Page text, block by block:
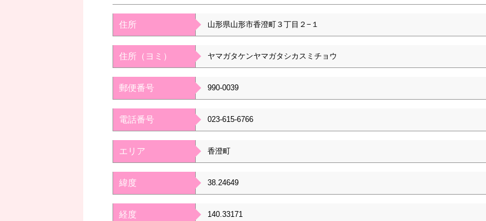
住所 山形県山形市香澄町３丁目２−１
住所（ヨミ） ヤマガタケンヤマガタシカスミチョウ
郵便番号 990-0039
電話番号 023-615-6766
エリア 香澄町
緯度 38.24649
経度 140.33171